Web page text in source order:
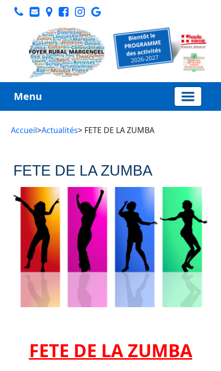
Menu
Accueil>Actualités> FETE DE LA ZUMBA
FETE DE LA ZUMBA
FETE DE LA ZUMBA